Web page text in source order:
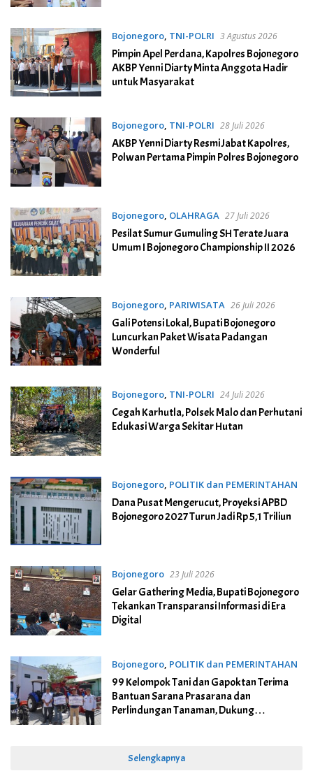
Bojonegoro, TNI-POLRI 3 Agustus 2026
Pimpin Apel Perdana, Kapolres Bojonegoro
AKBP Yenni Diarty Minta Anggota Hadir
untuk Masyarakat
Bojonegoro, TNI-POLRI 28 Juli 2026
AKBP Yenni Diarty Resmi Jabat Kapolres,
Polwan Pertama Pimpin Polres Bojonegoro
Bojonegoro, OLAHRAGA 27 Juli 2026
Pesilat Sumur Gumuling SH Terate Juara
Umum I Bojonegoro Championship II 2026
Bojonegoro, PARIWISATA 26 Juli 2026
Gali Potensi Lokal, Bupati Bojonegoro
Luncurkan Paket Wisata Padangan
Wonderful
Bojonegoro, TNI-POLRI 24 Juli 2026
Cegah Karhutla, Polsek Malo dan Perhutani
Edukasi Warga Sekitar Hutan
Bojonegoro, POLITIK dan PEMERINTAHAN
23 Juli 2026
Dana Pusat Mengerucut, Proyeksi APBD
Bojonegoro 2027 Turun Jadi Rp 5,1 Triliun
Bojonegoro 23 Juli 2026
Gelar Gathering Media, Bupati Bojonegoro
Tekankan Transparansi Informasi di Era
Digital
Bojonegoro, POLITIK dan PEMERINTAHAN
22 Juli 2026
99 Kelompok Tani dan Gapoktan Terima
Bantuan Sarana Prasarana dan
Perlindungan Tanaman, Dukung
Selengkapnya